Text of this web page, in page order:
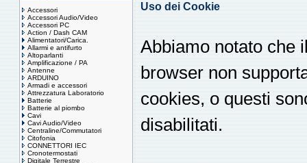
Accessori
Accessori Audio/Video
Accessori PC
Action / Dash CAM
Alimentatori/Carica.
Allarmi e antifurto
Altoparlanti
Amplificazione / PA
Antenne
ARDUINO
Armadi e accessori
Attrezzatura Laboratorio
Batterie
Batterie al piombo
Cavi
Cavi Audio/Video
Centraline/Commutatori
Citofonia
CONNETTORI IEC
Cronotermostati
Digitale Terrestre
Uso dei Cookie
Abbiamo notato che
browser non
cookies, o questi
disabilitati.